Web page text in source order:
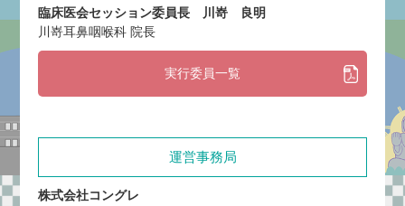
臨床医会セッション委員長 川嵜 良明
川嵜⽿⿐咽喉科 院⻑
実行委員一覧
運営事務局
株式会社コングレ